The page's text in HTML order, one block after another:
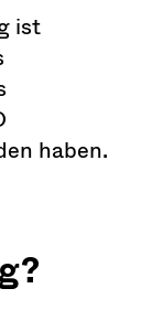
ist
haben.